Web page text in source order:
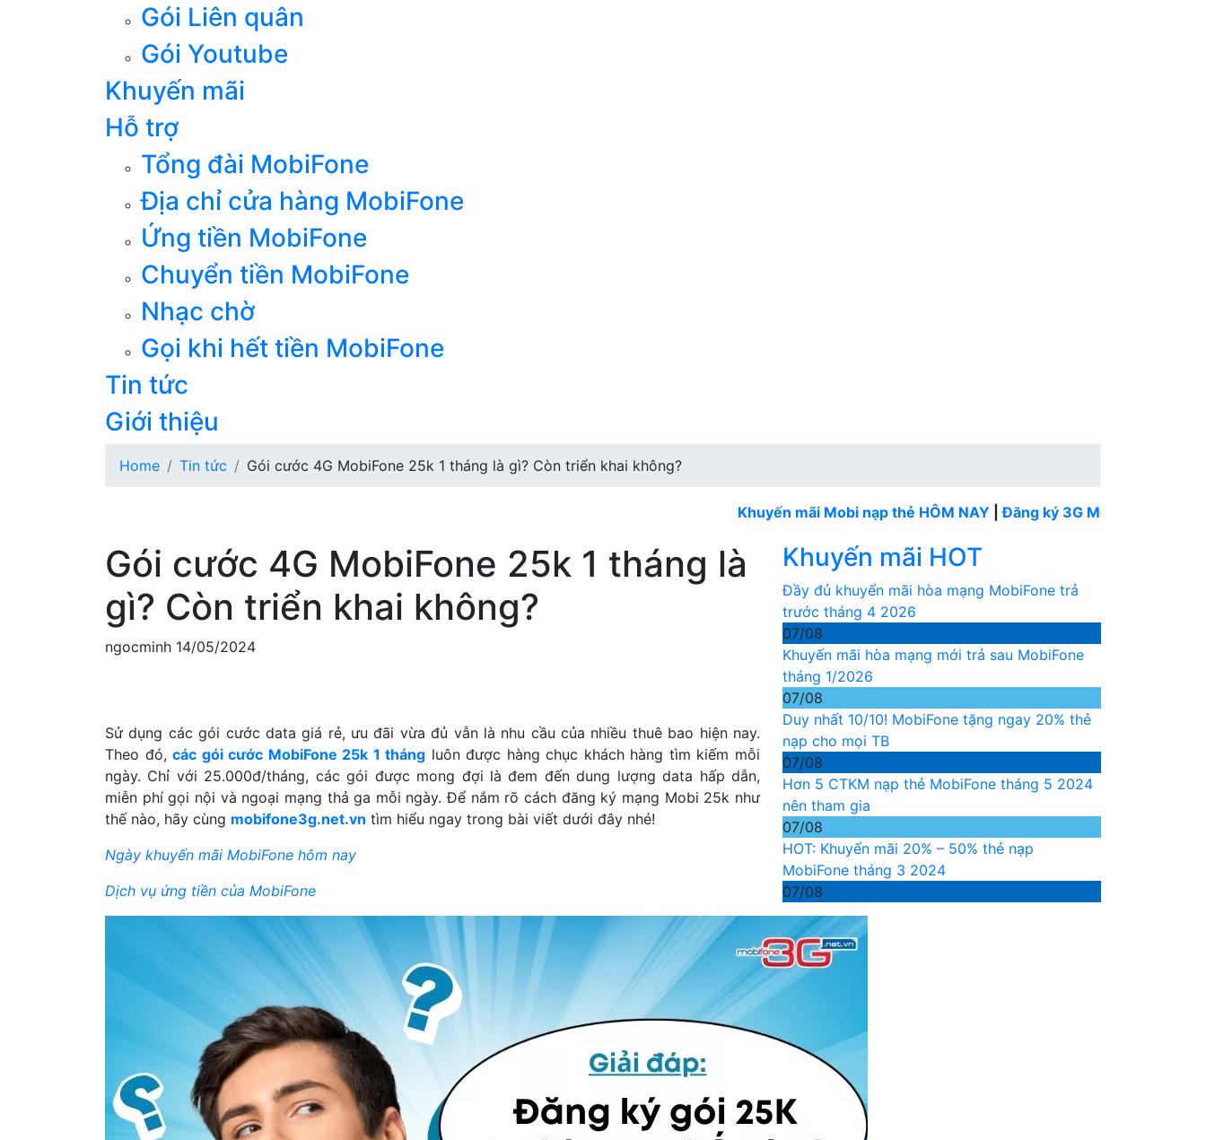
Gói Liên quân
Gói Youtube
Khuyến mãi
Hỗ trợ
Tổng đài MobiFone
Địa chỉ cửa hàng MobiFone
Ứng tiền MobiFone
Chuyển tiền MobiFone
Nhạc chờ
Gọi khi hết tiền MobiFone
Tin tức
Giới thiệu
Home Tin tức Gói cước 4G MobiFone 25k 1 tháng là gì? Còn triển khai không?
Khuyến mãi Mobi nạp thẻ HÔM NAY|Đăng ký 3G MobiFone tháng
Gói cước 4G MobiFone 25k 1 tháng là
gì? Còn triển khai không?
ngocminh 14/05/2024
Sử dụng các gói cước data giá rẻ, ưu đãi vừa đủ vẫn là nhu cầu của nhiều thuê bao hiện nay.
Theo đó,các gói cước MobiFone 25k 1 tháng luôn được hàng chục khách hàng tìm kiếm mỗi
ngày. Chỉ với 25.000đ/tháng, các gói được mong đợi là đem đến dung lượng data hấp dẫn,
miễn phí gọi nội và ngoại mạng thả ga mỗi ngày. Để nắm rõ cách đăng ký mạng Mobi 25k như
thế nào, hãy cùng mobifone3g.net.vn tìm hiểu ngay trong bài viết dưới đây nhé!
Ngày khuyến mãi MobiFone hôm nay
Dịch vụ ứng tiền của MobiFone
Khuyến mãi HOT
Đầy đủ khuyến mãi hòa mạng MobiFone trả
trước tháng 4 2026
07/08
Khuyến mãi hòa mạng mới trả sau MobiFone
tháng 1/2026
07/08
Duy nhất 10/10! MobiFone tặng ngay 20% thẻ
nạp cho mọi TB
07/08
Hơn 5 CTKM nạp thẻ MobiFone tháng 5 2024
nên tham gia
07/08
HOT: Khuyến mãi 20% – 50% thẻ nạp
MobiFone tháng 3 2024
07/08